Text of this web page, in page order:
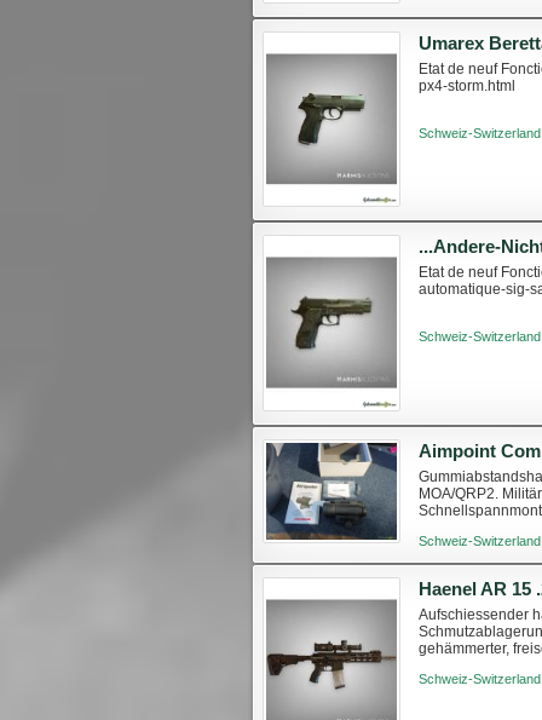
Umarex
Etat de neuf
px4-storm.html
Schweiz-
Etat de neuf
automatique-sig-
Schweiz-
MOA/QRP2.
Schweiz-
Haenel AR 15
Aufschiessender
gehämmerter,
Schweiz-